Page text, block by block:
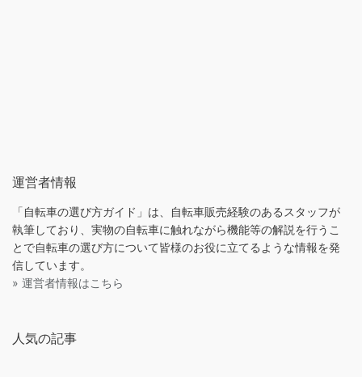
運営者情報
「自転車の選び方ガイド」は、自転車販売経験のあるスタッフが
執筆しており、実物の自転車に触れながら機能等の解説を行うこ
とで自転車の選び方について皆様のお役に立てるような情報を発
信しています。
» 運営者情報はこちら
人気の記事